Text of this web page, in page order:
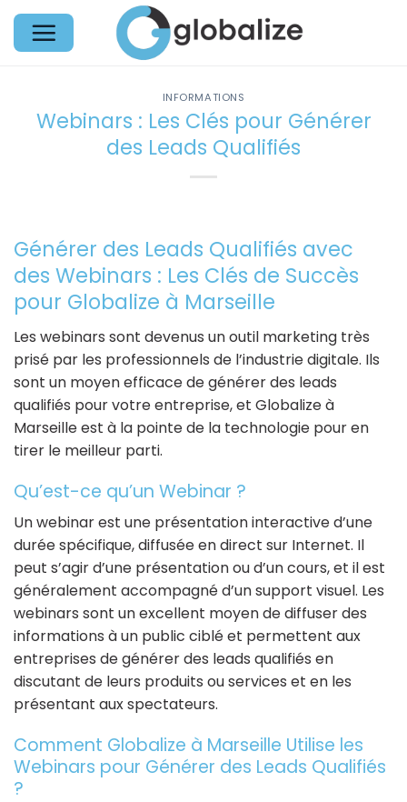
Passer
contenu
INFORMATIONS
Webinars : Les Clés pour Générer
des Leads Qualifiés
Générer des Leads Qualifiés avec
des Webinars : Les Clés de Succès
pour Globalize à Marseille
Les webinars sont devenus un outil marketing très
prisé par les professionnels de l’industrie digitale. Ils
sont un moyen efficace de générer des leads
qualifiés pour votre entreprise, et Globalize à
Marseille est à la pointe de la technologie pour en
tirer le meilleur parti.
Qu’est-ce qu’un Webinar ?
Un webinar est une présentation interactive d’une
durée spécifique, diffusée en direct sur Internet. Il
peut s’agir d’une présentation ou d’un cours, et il est
généralement accompagné d’un support visuel. Les
webinars sont un excellent moyen de diffuser des
informations à un public ciblé et permettent aux
entreprises de générer des leads qualifiés en
discutant de leurs produits ou services et en les
présentant aux spectateurs.
Comment Globalize à Marseille Utilise les
Webinars pour Générer des Leads Qualifiés
?